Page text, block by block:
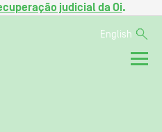
judicial da Oi.
English